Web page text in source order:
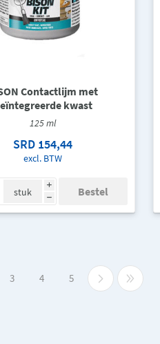
Contactlijm met
kwast
125 ml
SRD 154,44
excl. BTW
i
h
stuk
3 4 5